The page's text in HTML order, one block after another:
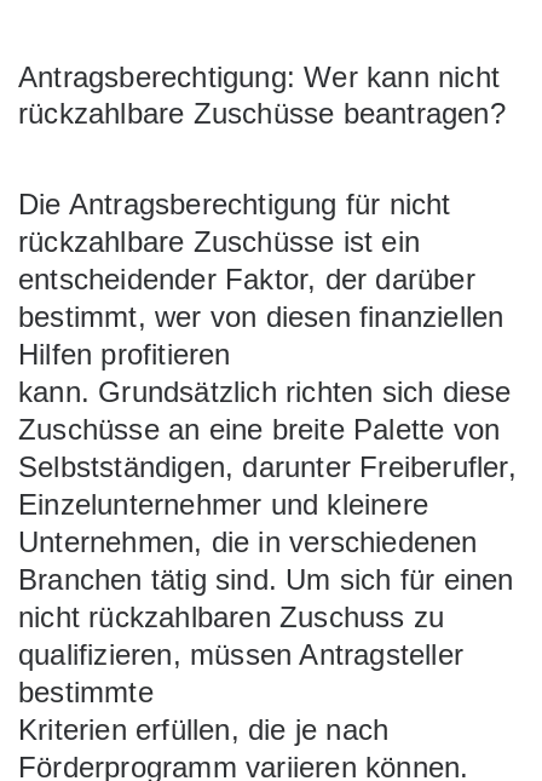
Antragsberechtigung: Wer kann nicht
rückzahlbare Zuschüsse beantragen?
Die Antragsberechtigung für nicht
rückzahlbare Zuschüsse ist ein
entscheidender Faktor, der darüber
bestimmt, wer von diesen finanziellen
Hilfen profitieren
kann. Grundsätzlich richten sich diese
Zuschüsse an eine breite Palette von
Selbstständigen, darunter Freiberufler,
Einzelunternehmer und kleinere
Unternehmen, die in verschiedenen
Branchen tätig sind. Um sich für einen
nicht rückzahlbaren Zuschuss zu
qualifizieren, müssen Antragsteller
bestimmte
Kriterien erfüllen, die je nach
Förderprogramm variieren können.